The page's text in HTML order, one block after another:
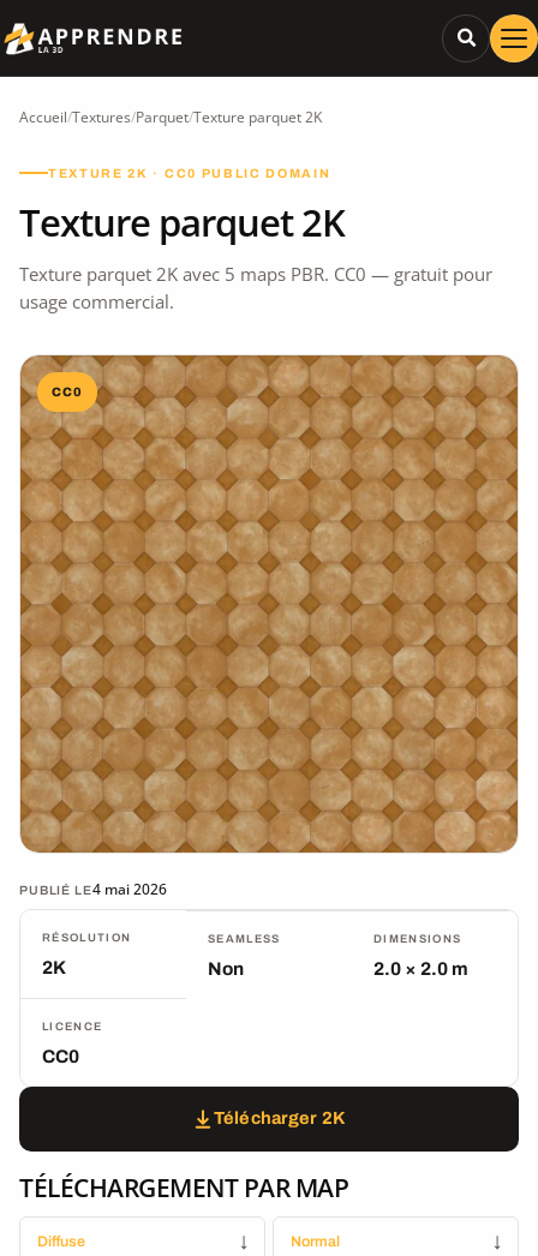
Accueil/Textures/Parquet/Texture parquet 2K
TEXTURE 2K · CC0 PUBLIC DOMAIN
Texture parquet 2K
Texture parquet 2K avec 5 maps PBR. CC0 — gratuit pour
usage commercial.
CC0
PUBLIÉ LE4 mai 2026
RÉSOLUTION
2K
SEAMLESS
Non
DIMENSIONS
2.0 × 2.0 m
LICENCE
CC0
Télécharger 2K
TÉLÉCHARGEMENT PAR MAP
Diffuse ↓ Normal ↓